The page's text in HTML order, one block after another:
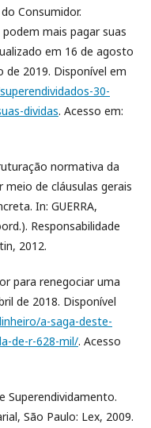
Consumidor.
mais pagar suas
em 16 de agosto
de 2019. Disponível em
30-
dividas. Acesso em:
normativa da
meio de cláusulas gerais
In: GUERRA,
Responsabilidade
2012.
para renegociar uma
de 2018. Disponível
a-saga-deste-
de-r-628-mil/. Acesso
Superendividamento.
São Paulo: Lex, 2009.